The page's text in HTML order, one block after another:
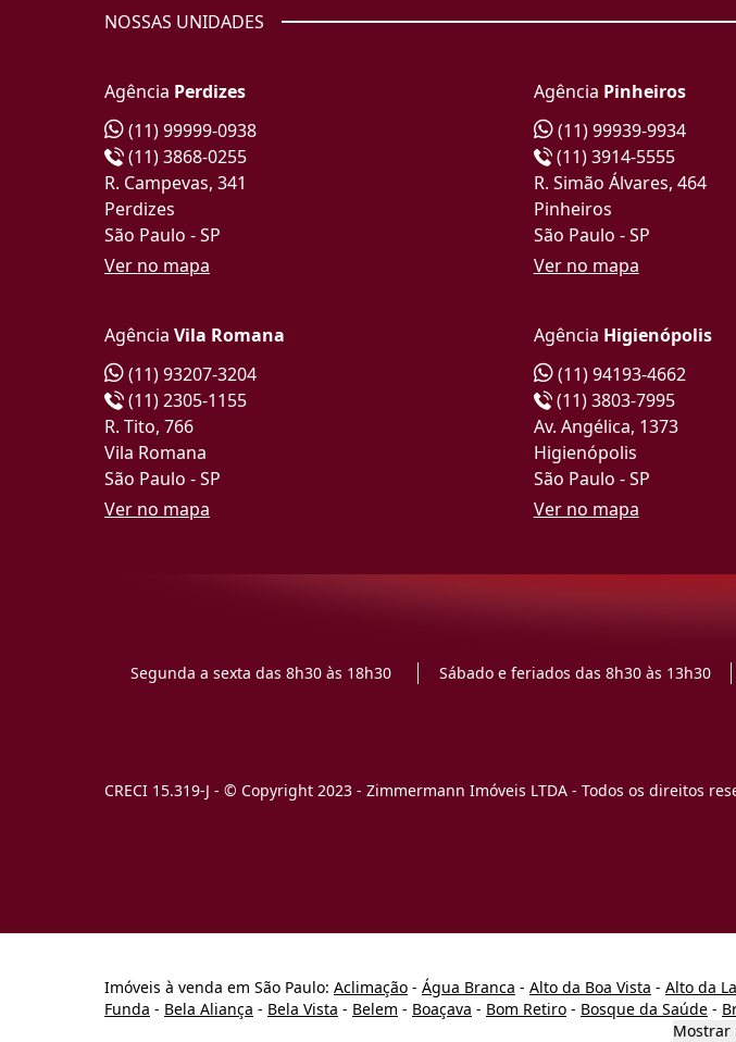
NOSSAS UNIDADES
Agência Perdizes
(11) 99999-0938
(11) 3868-0255
R. Campevas, 341
Perdizes
São Paulo - SP
Ver no mapa
Agência Pinheiros
(11) 99939-9934
(11) 3914-5555
R. Simão Álvares, 464
Pinheiros
São Paulo - SP
Ver no mapa
Agência Vila Romana
(11) 93207-3204
(11) 2305-1155
R. Tito, 766
Vila Romana
São Paulo - SP
Ver no mapa
Agência Higienópolis
(11) 94193-4662
(11) 3803-7995
Av. Angélica, 1373
Higienópolis
São Paulo - SP
Ver no mapa
Segunda a sexta das 8h30 às 18h30 Sábado e feriados das 8h30 às 13h30
CRECI 15.319-J - © Copyright 2023 - Zimmermann Imóveis LTDA - Todos os direitos
Imóveis à venda em São Paulo: Aclimação - Água Branca - Alto da Boa Vista - Alto da
Funda - Bela Aliança - Bela Vista - Belem - Boaçava - Bom Retiro - Bosque da Saúde -
Mostrar